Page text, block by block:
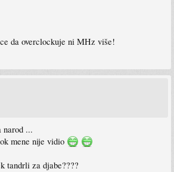
da overclockuje ni MHz više!
narod ...
mene nije vidio
tandrli za djabe????